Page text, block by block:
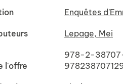
Enquêtes
Lepage, Mei
978-2-
l'offre